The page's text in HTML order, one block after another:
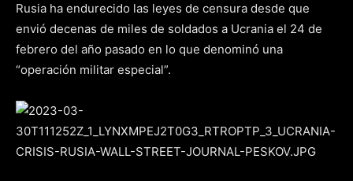
Rusia ha endurecido las leyes de censura desde que
envió decenas de miles de soldados a Ucrania el 24 de
febrero del año pasado en lo que denominó una
“operación militar especial”.